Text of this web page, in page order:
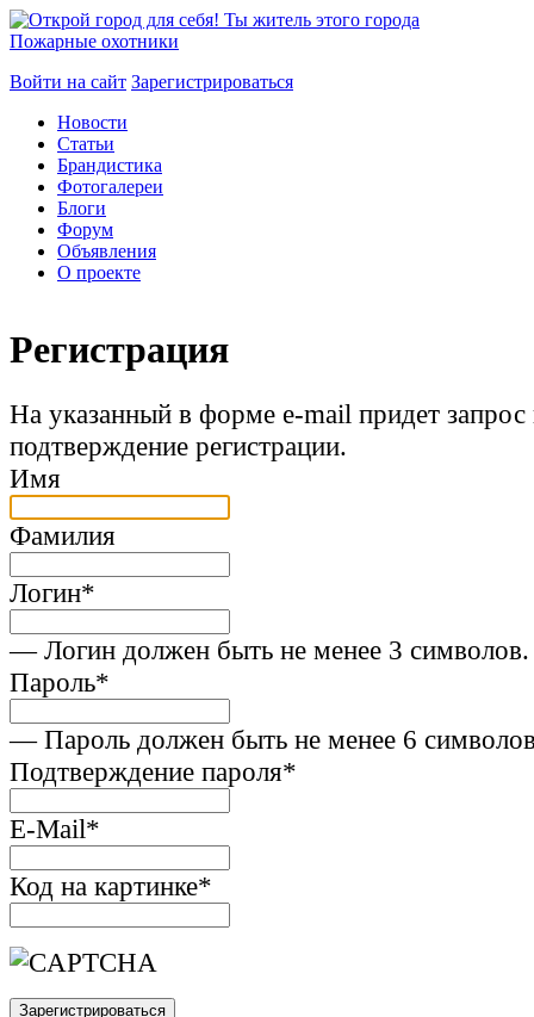
Пожарные охотники
Войти на сайт Зарегистрироваться
Новости
Статьи
Брандистика
Фотогалереи
Блоги
Форум
Объявления
О проекте
Регистрация
На указанный в форме e-mail придет запрос
подтверждение регистрации.
Имя
Фамилия
Логин*
— Логин должен быть не менее 3 символов.
Пароль*
— Пароль должен быть не менее 6
Подтверждение пароля*
E-Mail*
Код на картинке*